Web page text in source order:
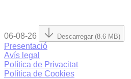
06-08-26 Descarregar (8.6 MB)
Presentació
Avís legal
Política de Privacitat
Política de Cookies